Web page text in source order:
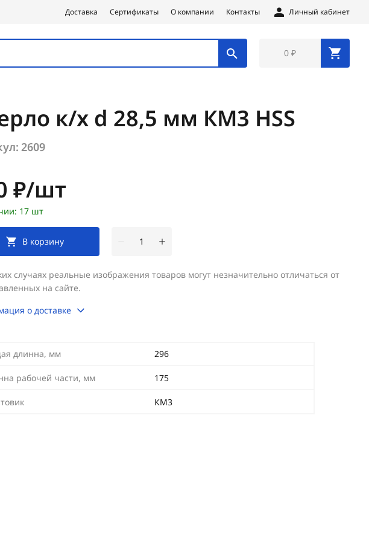
Доставка Сертификаты О компании Контакты Личный кабинет
0 ₽
к/х d 28,5 мм КМ3 HSS
2609
₽/шт
17 шт
В корзину
случаях реальные изображения товаров могут незначительно отличаться от
на сайте.
о доставке
длинна, мм 296
рабочей части, мм 175
КМ3